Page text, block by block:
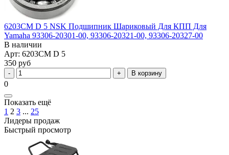
6203CM D 5 NSK Подшипник Шариковый Для КПП Для
Yamaha 93306-20301-00, 93306-20321-00, 93306-20327-00
В наличии
Арт: 6203CM D 5
350 руб
В корзину
0
Показать ещё
1 2 3 ... 25
Лидеры продаж
Быстрый просмотр